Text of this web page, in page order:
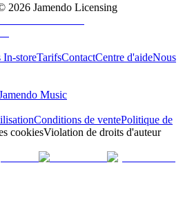
2026 Jamendo Licensing
In-storeTarifsContactCentre d'aideNous
Music
Conditions de ventePolitique de
cookiesViolation de droits d'auteur